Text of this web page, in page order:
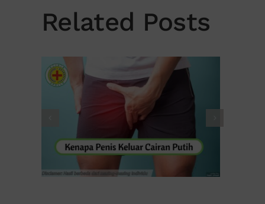
Related Posts